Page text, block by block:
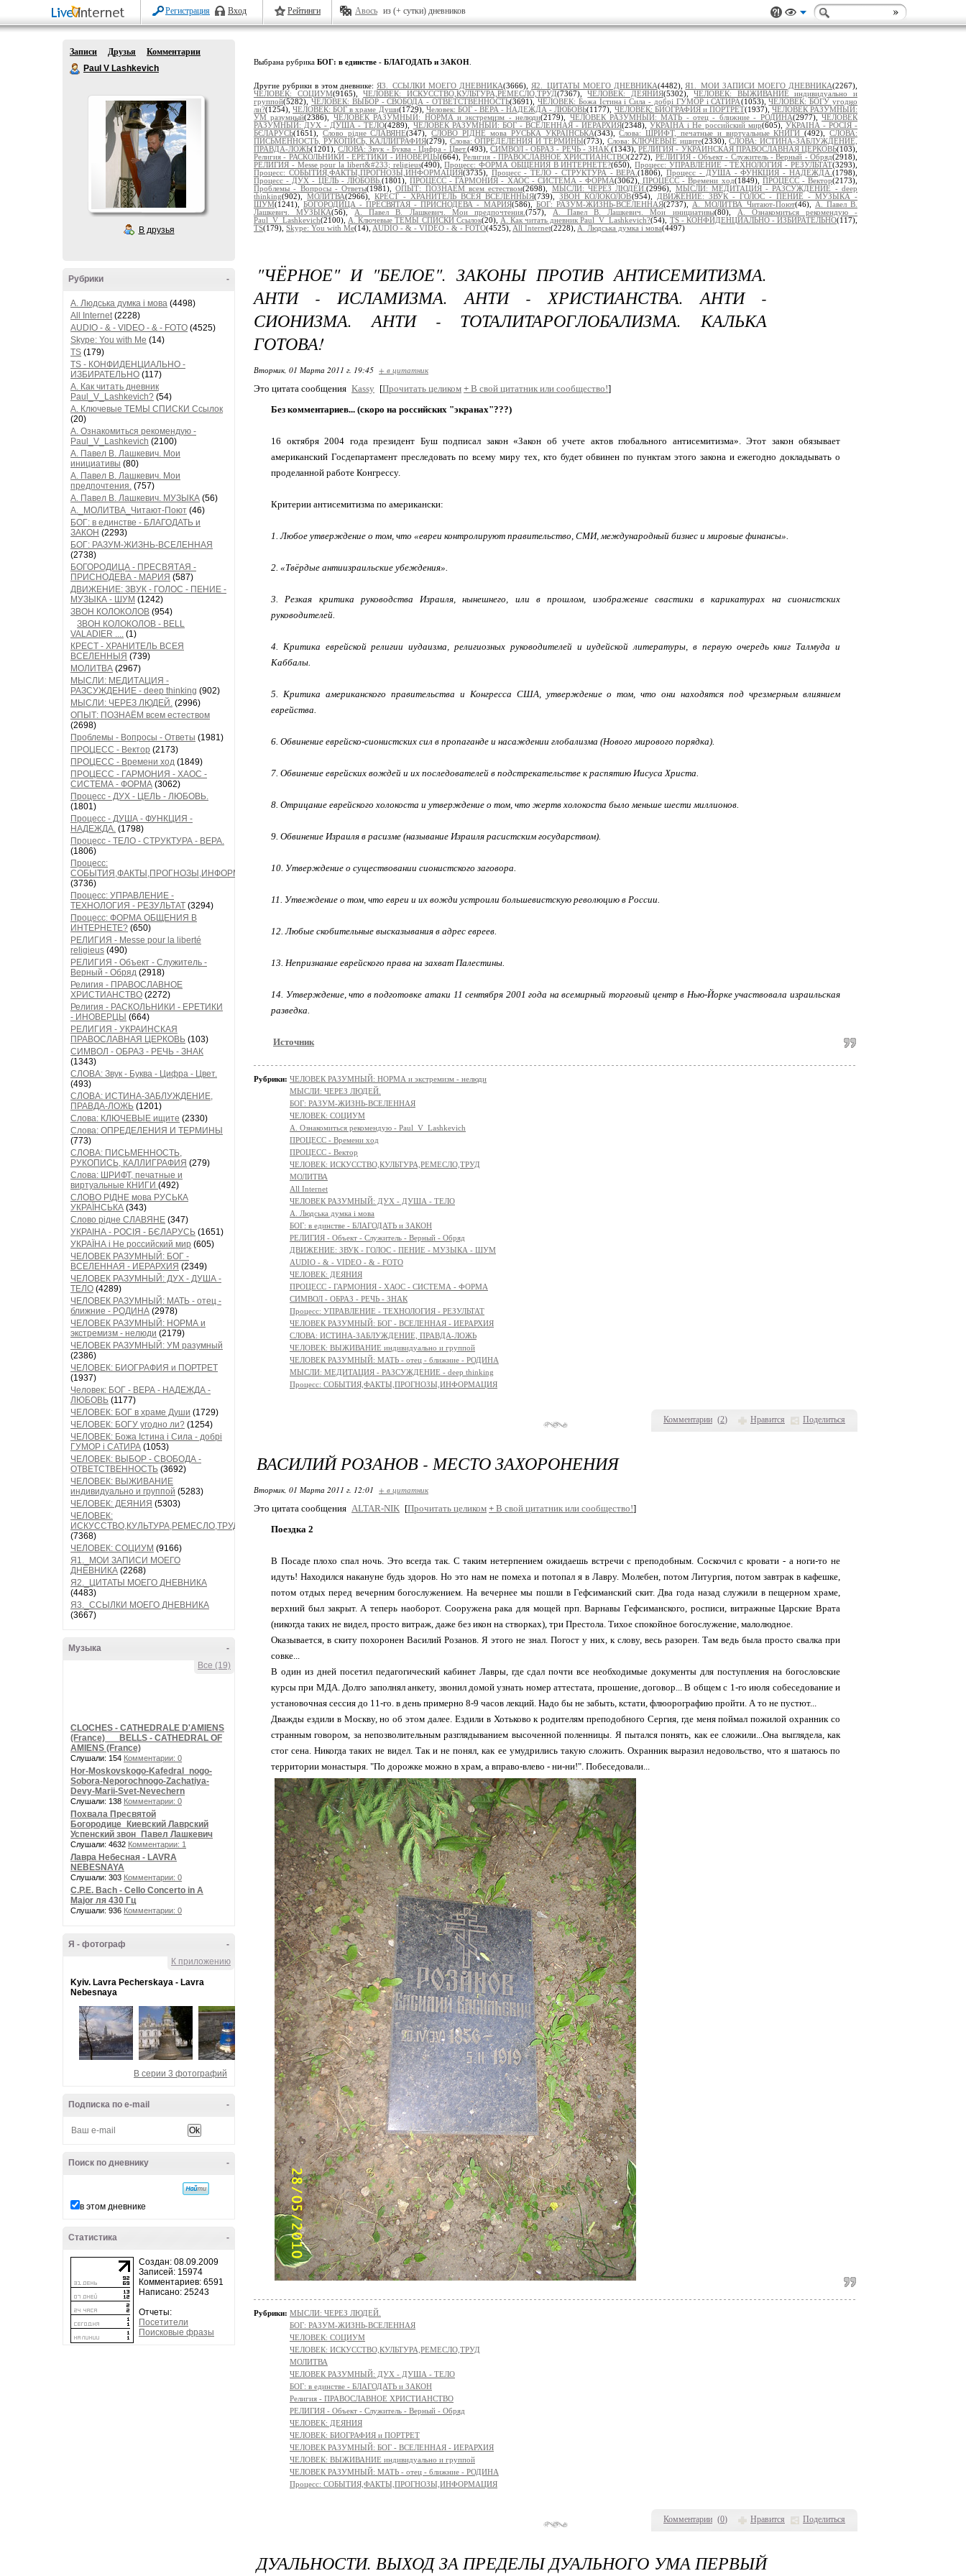
Регистрация Вход Рейтинги Авось из (+ сутки) дневников
Записи Друзья
Комментарии
Paul V Lashkevich
В друзья
-
Рубрики
A. Людська думка і мова (4498)
All Internet(2228)
AUDIO - & - VIDEO - & - FOTO (4525)
Skype: You with Me (14)
TS (179)
TS - КОНФИДЕНЦИАЛЬНО -
ИЗБИРАТЕЛЬНО (117)
А. Как читать дневник
Paul_V_Lashkevich? (54)
А. Ключевые ТЕМЫ СПИСКИ Ссылок
(20)
А. Ознакомиться рекомендую -
Paul_V_Lashkevich (2100)
А. Павел В. Лашкевич. Мои
инициативы (80)
А. Павел В. Лашкевич. Мои
предпочтения. (757)
А. Павел В. Лашкевич. МУЗЫКА (56)
А._МОЛИТВА_Читают-Поют (46)
БОГ: в единстве - БЛАГОДАТЬ и
ЗАКОН (2293)
БОГ: РАЗУМ-ЖИЗНЬ-ВСЕЛЕННАЯ
(2738)
БОГОРОДИЦА - ПРЕСВЯТАЯ -
ПРИСНОДЕВА - МАРИЯ (587)
ДВИЖЕНИЕ: ЗВУК - ГОЛОС - ПЕНИЕ -
МУЗЫКА - ШУМ (1242)
ЗВОН КОЛОКОЛОВ (954)
ЗВОН КОЛОКОЛОВ - BELL
VALADIER .... (1)
КРЕСТ - ХРАНИТЕЛЬ ВСЕЯ
ВСЕЛЕННЫЯ (739)
МОЛИТВА (2967)
МЫСЛИ: МЕДИТАЦИЯ -
РАЗСУЖДЕНИЕ - deep thinking (902)
МЫСЛИ: ЧЕРЕЗ ЛЮДЕЙ. (2996)
ОПЫТ: ПОЗНАЁМ всем естеством
(2698)
Проблемы - Вопросы - Ответы (1981)
ПРОЦЕСС - Вектор (2173)
ПРОЦЕСС - Времени ход (1849)
ПРОЦЕСС - ГАРМОНИЯ - ХАОС -
СИСТЕМА - ФОРМА (3062)
Процесс - ДУХ - ЦЕЛЬ - ЛЮБОВЬ.
(1801)
Процесс - ДУША - ФУНКЦИЯ -
НАДЕЖДА. (1798)
Процесс - ТЕЛО - СТРУКТУРА - ВЕРА.
(1806)
Процесс:
СОБЫТИЯ,ФАКТЫ,ПРОГНОЗЫ,ИНФОРМАЦИЯ
(3736)
Процесс: УПРАВЛЕНИЕ -
ТЕХНОЛОГИЯ - РЕЗУЛЬТАТ (3294)
Процесс: ФОРМА ОБЩЕНИЯ В
ИНТЕРНЕТЕ? (650)
РЕЛИГИЯ - Messe pour la liberté
religieus (490)
РЕЛИГИЯ - Объект - Служитель -
Верный - Обряд (2918)
Религия - ПРАВОСЛАВНОЕ
ХРИСТИАНСТВО (2272)
Религия - РАСКОЛЬНИКИ - ЕРЕТИКИ
- ИНОВЕРЦЫ (664)
РЕЛИГИЯ - УКРАИНСКАЯ
ПРАВОСЛАВНАЯ ЦЕРКОВЬ (103)
СИМВОЛ - ОБРАЗ - РЕЧЬ - ЗНАК
(1343)
СЛОВА: Звук - Буква - Цифра - Цвет.
(493)
СЛОВА: ИСТИНА-ЗАБЛУЖДЕНИЕ,
ПРАВДА-ЛОЖЬ (1201)
Слова: КЛЮЧЕВЫЕ ищите (2330)
Слова: ОПРЕДЕЛЕНИЯ И ТЕРМИНЫ
(773)
СЛОВА: ПИСЬМЕННОСТЬ,
РУКОПИСЬ, КАЛЛИГРАФИЯ (279)
Слова: ШРИФТ, печатные и
виртуальные КНИГИ (492)
СЛОВО РІДНЕ мова РУСЬКА
УКРАЇНСЬКА (343)
Слово рідне СЛАВЯНЕ (347)
УКРАІНА - РОСІЯ - БЄЛАРУСЬ (1651)
УКРАЇНА і Не российский мир (605)
ЧЕЛОВЕК РАЗУМНЫЙ: БОГ -
ВСЕЛЕННАЯ - ИЕРАРХИЯ (2349)
ЧЕЛОВЕК РАЗУМНЫЙ: ДУХ - ДУША -
ТЕЛО (4289)
ЧЕЛОВЕК РАЗУМНЫЙ: МАТЬ - отец -
ближние - РОДИНА (2978)
ЧЕЛОВЕК РАЗУМНЫЙ: НОРМА и
экстремизм - нелюди (2179)
ЧЕЛОВЕК РАЗУМНЫЙ: УМ разумный
(2386)
ЧЕЛОВЕК: БИОГРАФИЯ и ПОРТРЕТ
(1937)
Человек: БОГ - ВЕРА - НАДЕЖДА -
ЛЮБОВЬ (1177)
ЧЕЛОВЕК: БОГ в храме Души (1729)
ЧЕЛОВЕК: БОГУ угодно ли? (1254)
ЧЕЛОВЕК: Божа Істина і Сила - добрі
ГУМОР і САТИРА (1053)
ЧЕЛОВЕК: ВЫБОР - СВОБОДА -
ОТВЕТСТВЕННОСТЬ (3692)
ЧЕЛОВЕК: ВЫЖИВАНИЕ
индивидуально и группой (5283)
ЧЕЛОВЕК: ДЕЯНИЯ (5303)
ЧЕЛОВЕК:
ИСКУССТВО,КУЛЬТУРА,РЕМЕСЛО,ТРУД
(7368)
ЧЕЛОВЕК: СОЦИУМ (9166)
Я1._МОИ ЗАПИСИ МОЕГО
ДНЕВНИКА (2268)
Я2._ЦИТАТЫ МОЕГО ДНЕВНИКА
(4483)
Я3._ССЫЛКИ МОЕГО ДНЕВНИКА
(3667)
-
Музыка
Все (19)
CLOCHES - CATHEDRALE D'AMIENS
(France) __ BELLS - CATHEDRAL OF
AMIENS (France)
Слушали: 154 Комментарии: 0
Hor-Moskovskogo-Kafedral_nogo-
Sobora-Neporochnogo-Zachatiya-
Devy-Marii-Svet-Nevechern
Слушали: 138 Комментарии: 0
Похвала Пресвятой
Богородице_Киевский Лаврский
Успенский звон_Павел Лашкевич
Слушали: 4632 Комментарии: 1
Лавра Небесная - LAVRA
NEBESNAYA
Слушали: 303 Комментарии: 0
C.P.E. Bach - Cello Concerto in A
Major ля 430 Гц
Слушали: 936 Комментарии: 0
-
Я - фотограф
К приложению
Kyiv. Lavra Pecherskaya - Lavra
Nebesnaya
В серии 3 фотографий
-
Подписка по e-mail
-
Поиск по дневнику
в этом дневнике
-
Статистика
Создан: 08.09.2009
Записей: 15974
Комментариев: 6591
Написано: 25243
Отчеты:
Посетители
Поисковые фразы
Выбрана рубрика БОГ: в единстве - БЛАГОДАТЬ и ЗАКОН
Другие рубрики в этом дневнике: Я3._ССЫЛКИ МОЕГО ДНЕВНИКА(3666), Я2._ЦИТАТЫ МОЕГО ДНЕВНИКА(4482), Я1._МОИ ЗАПИСИ МОЕГО ДНЕВНИКА(2267),
ЧЕЛОВЕК: СОЦИУМ(9165),ЧЕЛОВЕК: ИСКУССТВО,КУЛЬТУРА,РЕМЕСЛО,ТРУД(7367),ЧЕЛОВЕК: ДЕЯНИЯ(5302),ЧЕЛОВЕК: ВЫЖИВАНИЕ индивидуально и
группой(5282), ЧЕЛОВЕК: ВЫБОР - СВОБОДА - ОТВЕТСТВЕННОСТЬ(3691), ЧЕЛОВЕК: Божа Істина і Сила - добрі ГУМОР і САТИРА(1053),ЧЕЛОВЕК: БОГУ угодно
ли?(1254),ЧЕЛОВЕК: БОГ в храме Души(1729), Человек: БОГ - ВЕРА - НАДЕЖДА - ЛЮБОВЬ(1177), ЧЕЛОВЕК: БИОГРАФИЯ и ПОРТРЕТ(1937), ЧЕЛОВЕК РАЗУМНЫЙ:
УМ разумный(2386), ЧЕЛОВЕК РАЗУМНЫЙ: НОРМА и экстремизм - нелюди(2179), ЧЕЛОВЕК РАЗУМНЫЙ: МАТЬ - отец - ближние - РОДИНА(2977),ЧЕЛОВЕК
РАЗУМНЫЙ: ДУХ - ДУША - ТЕЛО(4289), ЧЕЛОВЕК РАЗУМНЫЙ: БОГ - ВСЕЛЕННАЯ - ИЕРАРХИЯ(2348),УКРАЇНА і Не российский мир(605), УКРАІНА - РОСІЯ -
БЄЛАРУСЬ(1651), Слово рідне СЛАВЯНЕ(347),СЛОВО РІДНЕ мова РУСЬКА УКРАЇНСЬКА(343),Слова: ШРИФТ, печатные и виртуальные КНИГИ(492), СЛОВА:
ПИСЬМЕННОСТЬ, РУКОПИСЬ, КАЛЛИГРАФИЯ(279), Слова: ОПРЕДЕЛЕНИЯ И ТЕРМИНЫ(773), Слова: КЛЮЧЕВЫЕ ищите(2330),СЛОВА: ИСТИНА-ЗАБЛУЖДЕНИЕ,
ПРАВДА-ЛОЖЬ(1201),СЛОВА: Звук - Буква - Цифра - Цвет.(493), СИМВОЛ - ОБРАЗ - РЕЧЬ - ЗНАК(1343),РЕЛИГИЯ - УКРАИНСКАЯ ПРАВОСЛАВНАЯ ЦЕРКОВЬ(103),
Религия - РАСКОЛЬНИКИ - ЕРЕТИКИ - ИНОВЕРЦЫ(664),Религия - ПРАВОСЛАВНОЕ ХРИСТИАНСТВО(2272), РЕЛИГИЯ - Объект - Служитель - Верный - Обряд(2918),
РЕЛИГИЯ - Messe pour la libert&#233; religieus(490),Процесс: ФОРМА ОБЩЕНИЯ В ИНТЕРНЕТЕ?(650),Процесс: УПРАВЛЕНИЕ - ТЕХНОЛОГИЯ - РЕЗУЛЬТАТ(3293),
Процесс: СОБЫТИЯ,ФАКТЫ,ПРОГНОЗЫ,ИНФОРМАЦИЯ(3735), Процесс - ТЕЛО - СТРУКТУРА - ВЕРА.(1806),Процесс - ДУША - ФУНКЦИЯ - НАДЕЖДА.(1798),
Процесс - ДУХ - ЦЕЛЬ - ЛЮБОВЬ. (1801), ПРОЦЕСС - ГАРМОНИЯ - ХАОС - СИСТЕМА - ФОРМА(3062),ПРОЦЕСС - Времени ход(1849), ПРОЦЕСС - Вектор(2173),
Проблемы - Вопросы - Ответы(1981),ОПЫТ: ПОЗНАЁМ всем естеством(2698), МЫСЛИ: ЧЕРЕЗ ЛЮДЕЙ.(2996), МЫСЛИ: МЕДИТАЦИЯ - РАЗСУЖДЕНИЕ - deep
thinking(902),МОЛИТВА(2966),КРЕСТ - ХРАНИТЕЛЬ ВСЕЯ ВСЕЛЕННЫЯ(739),ЗВОН КОЛОКОЛОВ(954),
ДВИЖЕНИЕ: ЗВУК - ГОЛОС - ПЕНИЕ - МУЗЫКА -
ШУМ(1241),БОГОРОДИЦА - ПРЕСВЯТАЯ - ПРИСНОДЕВА - МАРИЯ(586), БОГ: РАЗУМ-ЖИЗНЬ-ВСЕЛЕННАЯ(2737), А._МОЛИТВА_Читают-Поют(46),
А. Павел В.
Лашкевич. МУЗЫКА(56), А. Павел В. Лашкевич. Мои предпочтения. (757), А. Павел В. Лашкевич. Мои инициативы(80),
А. Ознакомиться рекомендую -
Paul_V_Lashkevich(2100), А. Ключевые ТЕМЫ СПИСКИ Ссылок(20), А. Как читать дневник Paul_V_Lashkevich?(54), TS - КОНФИДЕНЦИАЛЬНО - ИЗБИРАТЕЛЬНО(117),
TS(179), Skype: You with Me(14), AUDIO - & - VIDEO - & - FOTO(4525), All Internet(2228), A. Людська думка і мова(4497)
Комментарии (2) Нравится Поделиться
"ЧЁРНОЕ" И "БЕЛОЕ". ЗАКОНЫ ПРОТИВ АНТИСЕМИТИЗМА.
АНТИ - ИСЛАМИЗМА. АНТИ - ХРИСТИАНСТВА. АНТИ -
СИОНИЗМА. АНТИ - ТОТАЛИТАРОГЛОБАЛИЗМА. КАЛЬКА
ГОТОВА!
Вторник, 01 Марта 2011 г. 19:45 + в цитатник
Это цитата сообщения Kassy [Прочитать целиком + В свой цитатник или сообщество!]
Без комментариев... (скоро на российских "экранах"???)
16 октября 2004 года президент Буш подписал закон «Закон об учете актов глобального антисемитизма». Этот закон обязывает
американский Госдепартамент преследовать по всему миру тех, кто будет обвинен по пунктам этого закона и ежегодно докладывать о
проделанной работе Конгрессу.
Критерии антисемитизма по американски:
1. Любое утверждение о том, что «евреи контролируют правительство, СМИ, международный бизнес и мировые финансы».
2. «Твёрдые антиизраильские убеждения».
3. Резкая критика руководства Израиля, нынешнего, или в прошлом, изображение свастики в карикатурах на сионистских
руководителей.
4. Критика еврейской религии иудаизма, религиозных руководителей и иудейской литературы, в первую очередь книг Талмуда и
Каббалы.
5. Критика американского правительства и Конгресса США, утверждение о том, что они находятся под чрезмерным влиянием
еврейства.
6. Обвинение еврейско-сионистских сил в пропаганде и насаждении глобализма (Нового мирового порядка).
7. Обвинение еврейских вождей и их последователей в подстрекательстве к распятию Иисуса Христа.
8. Отрицание еврейского холокоста и утверждение о том, что жертв холокоста было меньше шести миллионов.
9. Обвинение Израиля в расизме (называние Израиля расистским государством).
10. Утверждение о существовании сионистского заговора.
11. Утвеждение о том, что евреи и их вожди устроили большевистскую революцию в России.
12. Любые скобительные высказывания в адрес евреев.
13. Непризнание еврейского права на захват Палестины.
14. Утверждение, что в подготовке атаки 11 сентября 2001 года на всемирный торговый центр в Нью-Йорке участвовала израильская
разведка.
Источник
Рубрики: ЧЕЛОВЕК РАЗУМНЫЙ: НОРМА и экстремизм - нелюди
МЫСЛИ: ЧЕРЕЗ ЛЮДЕЙ.
БОГ: РАЗУМ-ЖИЗНЬ-ВСЕЛЕННАЯ
ЧЕЛОВЕК: СОЦИУМ
А. Ознакомиться рекомендую - Paul_V_Lashkevich
ПРОЦЕСС - Времени ход
ПРОЦЕСС - Вектор
ЧЕЛОВЕК: ИСКУССТВО,КУЛЬТУРА,РЕМЕСЛО,ТРУД
МОЛИТВА
All Internet
ЧЕЛОВЕК РАЗУМНЫЙ: ДУХ - ДУША - ТЕЛО
A. Людська думка і мова
БОГ: в единстве - БЛАГОДАТЬ и ЗАКОН
РЕЛИГИЯ - Объект - Служитель - Верный - Обряд
ДВИЖЕНИЕ: ЗВУК - ГОЛОС - ПЕНИЕ - МУЗЫКА - ШУМ
AUDIO - & - VIDEO - & - FOTO
ЧЕЛОВЕК: ДЕЯНИЯ
ПРОЦЕСС - ГАРМОНИЯ - ХАОС - СИСТЕМА - ФОРМА
СИМВОЛ - ОБРАЗ - РЕЧЬ - ЗНАК
Процесс: УПРАВЛЕНИЕ - ТЕХНОЛОГИЯ - РЕЗУЛЬТАТ
ЧЕЛОВЕК РАЗУМНЫЙ: БОГ - ВСЕЛЕННАЯ - ИЕРАРХИЯ
СЛОВА: ИСТИНА-ЗАБЛУЖДЕНИЕ, ПРАВДА-ЛОЖЬ
ЧЕЛОВЕК: ВЫЖИВАНИЕ индивидуально и группой
ЧЕЛОВЕК РАЗУМНЫЙ: МАТЬ - отец - ближние - РОДИНА
МЫСЛИ: МЕДИТАЦИЯ - РАЗСУЖДЕНИЕ - deep thinking
Процесс: СОБЫТИЯ,ФАКТЫ,ПРОГНОЗЫ,ИНФОРМАЦИЯ
Комментарии (0) Нравится Поделиться
ВАСИЛИЙ РОЗАНОВ - МЕСТО ЗАХОРОНЕНИЯ
Вторник, 01 Марта 2011 г. 12:01 + в цитатник
Это цитата сообщения ALTAR-NIK [Прочитать целиком + В свой цитатник или сообщество!]
Поездка 2
В Посаде плохо спал ночь. Это всегда так. С таким нетерпением ожидаешь встречи с преподобным. Соскочил с кровати - а ноги-то не
идуть! Находился накануне будь здоров. Но это нам не помеха и потопал я в Лавру. Молебен, потом Литургия, потом завтрак в кафешке,
потом отдых перед вечерним богослужением. На вечернее мы пошли в Гефсиманский скит. Два года назад служили в пещерном храме,
верхний был закрыт. А теперь наоборот. Сооружена рака для мощей прп. Варнавы Гефсиманского, росписи, витражные Царские Врата
(никогда таких не видел, просто витраж, даже без икон на створках), три Престола. Тихое спокойное богослужение, малолюдное.
Оказывается, в скиту похоронен Василий Розанов. Я этого не знал. Погост у них, к слову, весь разорен. Там ведь была просто свалка при
совке...
В один из дней посетил педагогический кабинет Лавры, где сдал почти все необходимые документы для поступления на богословские
курсы при МДА. Долго заполнял анкету, звонил домой узнать номер аттестата, прошение, договор... В общем с 1-го июля собеседование и
установочная сессия до 11-го. в день примерно 8-9 часов лекций. Надо бы не забыть, кстати, флюорографию пройти. А то не пустют...
Дважды ездили в Москву, но об этом далее. Ездили в Хотьково к родителям преподобного Сергия, где меня поймал пожилой охранник со
странным говором, за непозволительным разглядыванием высоченной поленницы. Я пытался понять, как ее сложили...Она выглядела, как
стог сена. Никогда таких не видел. Так и не понял, как ее умудрились такую сложить. Охранник выразил недовольство, что я шатаюсь по
территории монастыря. "По дорожке можно в храм, а вправо-влево - ни-ни!". Побеседовали...
Рубрики: МЫСЛИ: ЧЕРЕЗ ЛЮДЕЙ.
БОГ: РАЗУМ-ЖИЗНЬ-ВСЕЛЕННАЯ
ЧЕЛОВЕК: СОЦИУМ
ЧЕЛОВЕК: ИСКУССТВО,КУЛЬТУРА,РЕМЕСЛО,ТРУД
МОЛИТВА
ЧЕЛОВЕК РАЗУМНЫЙ: ДУХ - ДУША - ТЕЛО
БОГ: в единстве - БЛАГОДАТЬ и ЗАКОН
Религия - ПРАВОСЛАВНОЕ ХРИСТИАНСТВО
РЕЛИГИЯ - Объект - Служитель - Верный - Обряд
ЧЕЛОВЕК: ДЕЯНИЯ
ЧЕЛОВЕК: БИОГРАФИЯ и ПОРТРЕТ
ЧЕЛОВЕК РАЗУМНЫЙ: БОГ - ВСЕЛЕННАЯ - ИЕРАРХИЯ
ЧЕЛОВЕК: ВЫЖИВАНИЕ индивидуально и группой
ЧЕЛОВЕК РАЗУМНЫЙ: МАТЬ - отец - ближние - РОДИНА
Процесс: СОБЫТИЯ,ФАКТЫ,ПРОГНОЗЫ,ИНФОРМАЦИЯ
ДУАЛЬНОСТИ. ВЫХОД ЗА ПРЕДЕЛЫ ДУАЛЬНОГО УМА ПЕРВЫЙ